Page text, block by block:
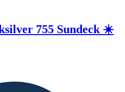
755 Sundeck ☀️